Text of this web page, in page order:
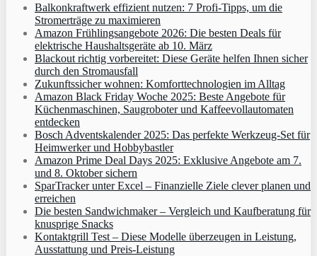
Balkonkraftwerk effizient nutzen: 7 Profi-Tipps, um die
Stromerträge zu maximieren
Amazon Frühlingsangebote 2026: Die besten Deals für
elektrische Haushaltsgeräte ab 10. März
Blackout richtig vorbereitet: Diese Geräte helfen Ihnen sicher
durch den Stromausfall
Zukunftssicher wohnen: Komforttechnologien im Alltag
Amazon Black Friday Woche 2025: Beste Angebote für
Küchenmaschinen, Saugroboter und Kaffeevollautomaten
entdecken
Bosch Adventskalender 2025: Das perfekte Werkzeug-Set für
Heimwerker und Hobbybastler
Amazon Prime Deal Days 2025: Exklusive Angebote am 7.
und 8. Oktober sichern
SparTracker unter Excel – Finanzielle Ziele clever planen und
erreichen
Die besten Sandwichmaker – Vergleich und Kaufberatung für
knusprige Snacks
Kontaktgrill Test – Diese Modelle überzeugen in Leistung,
Ausstattung und Preis-Leistung